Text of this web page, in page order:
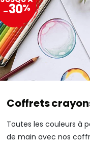
Coffrets
Toutes les couleurs à
de main avec nos
-30%